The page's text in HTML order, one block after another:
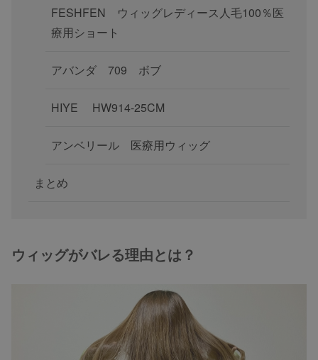
FESHFEN ウィッグレディース人毛100％医
療用ショート
アバンダ 709 ボブ
HIYE HW914-25CM
アンベリール 医療用ウィッグ
まとめ
ウィッグがバレる理由とは？